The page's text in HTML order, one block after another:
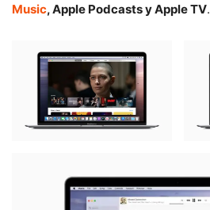
Music, Apple Podcasts y Apple TV.